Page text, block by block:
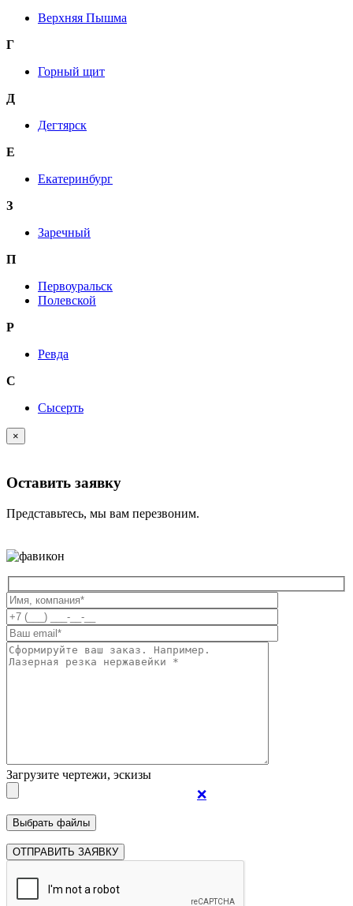
Верхняя Пышма
Г
Горный щит
Д
Дегтярск
Е
Екатеринбург
З
Заречный
П
Первоуральск
Полевской
Р
Ревда
С
Сысерть
×
Оставить заявку
Представьтесь, мы вам перезвоним.
Загрузите чертежи, эскизы
❌